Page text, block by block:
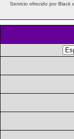
Servicio ofrecido por Black